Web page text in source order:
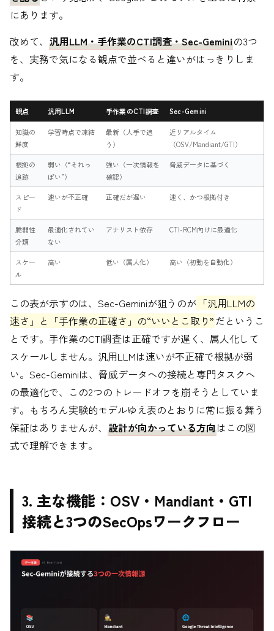
にあります。
改めて、 汎用LLM・手作業のCTI調査・Sec-Geminiの3つ
を、実務で気になる観点で並べると違いがはっきりしま
す。
観点 汎用LLM 手作業のCTI調査 Sec-Gemini
知識の
鮮度
学習時点で凍結
最新（人手で追
う）
近リアルタイム
（OSV/Mandiant/GTI）
根拠の
追跡
弱い（“それっ
ぽい”）
強い（一次情報を
確認）
脅威データに基づく
スピー
ド
速いが不正確 正確だが遅い 速く、かつ根拠付き
脆弱性
分類
最適化されてい
ない
アナリスト依存 CTI-RCM向けに最適化
スケー
ル
高い 低い（属人化） 高い（初動を自動化）
この表が示すのは、Sec-Geminiが狙うのが 「汎用LLMの
速さ」と「手作業の正確さ」の“いいとこ取り”だというこ
とです。手作業のCTI調査は正確ですが遅く、属人化して
スケールしません。汎用LLMは速いが不正確で根拠が弱
い。Sec-Geminiは、脅威データへの接続と専門タスクへ
の最適化で、この2つのトレードオフを崩そうとしていま
す。もちろん実験的モデルゆえ表のとおりに常に振る舞う
保証はありませんが、 設計が向かっている方向はこの図
式で理解できます。
3. 主な機能：OSV・Mandiant・GTI
接続と3つのSecOpsワークフロー